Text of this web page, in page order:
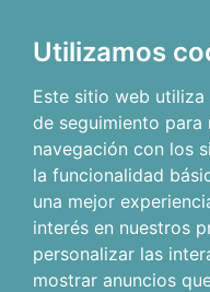
Utilizamos
Este sitio web
de seguimiento para
navegación con los
la funcionalidad
una mejor
interés en nuestros
personalizar las
mostrar anuncios